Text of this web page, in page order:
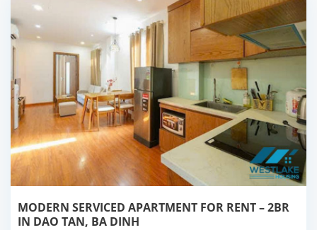
MODERN SERVICED APARTMENT FOR RENT – 2BR
IN DAO TAN, BA DINH